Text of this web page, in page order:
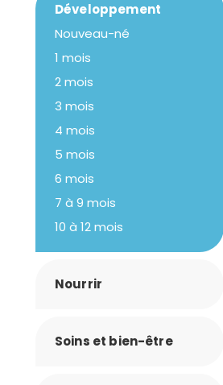
Développement
Nouveau-né
1 mois
2 mois
3 mois
4 mois
5 mois
6 mois
7 à 9 mois
10 à 12 mois
Nourrir
Soins et bien-être